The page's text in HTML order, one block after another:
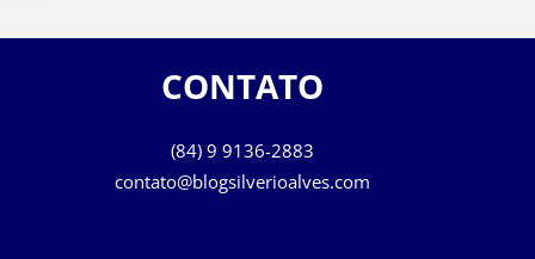
CONTATO
(84) 9 9136-2883
contato@blogsilverioalves.com